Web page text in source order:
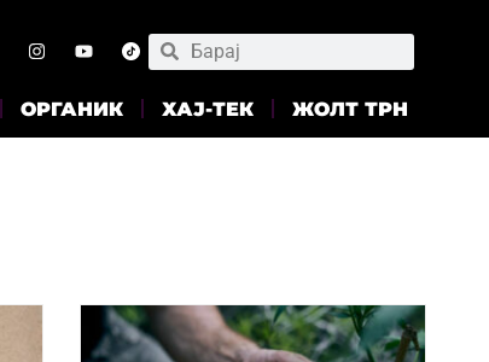
ОРГАНИК ХАЈ-ТЕК ЖОЛТ ТРН